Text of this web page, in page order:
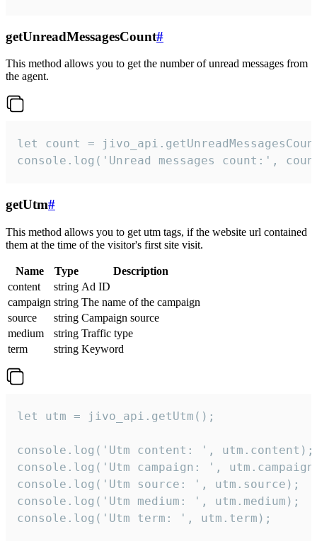
getUnreadMessagesCount#
This method allows you to get the number of unread messages from
the agent.
let count =
console.log('Unread messages count:',
getUtm#
This method allows you to get utm tags, if the website url contained
them at the time of the visitor's first site visit.
Name Type
Description
content
string Ad ID
campaign string The name of the campaign
source
string Campaign source
medium
string Traffic type
term
string Keyword
let utm = jivo_api.getUtm();
console.log('Utm content: ', utm.content);
console.log('Utm campaign: ',
console.log('Utm source: ', utm.source);
console.log('Utm medium: ', utm.medium);
console.log('Utm term: ', utm.term);